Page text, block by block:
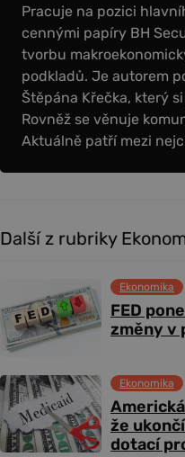
Pracuje na pozici
cennými papíry BH
tvorbu
podkladů. Je autorem
Štěpána Křečka, který
Rovněž se věnuje
Aktuálně patří mezi
Další z rubriky
FED
změny v
Ekonomika
že
dotací
Ekonomika